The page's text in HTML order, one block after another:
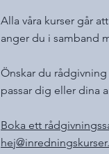
Alla våra kurser går
anger du i samband
Önskar du
passar dig eller dina
Boka ett